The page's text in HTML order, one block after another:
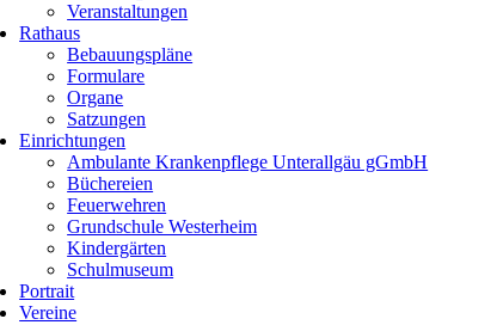
Veranstaltungen
Rathaus
Bebauungspläne
Formulare
Organe
Satzungen
Einrichtungen
Ambulante Krankenpflege Unterallgäu gGmbH
Büchereien
Feuerwehren
Grundschule Westerheim
Kindergärten
Schulmuseum
Portrait
Vereine